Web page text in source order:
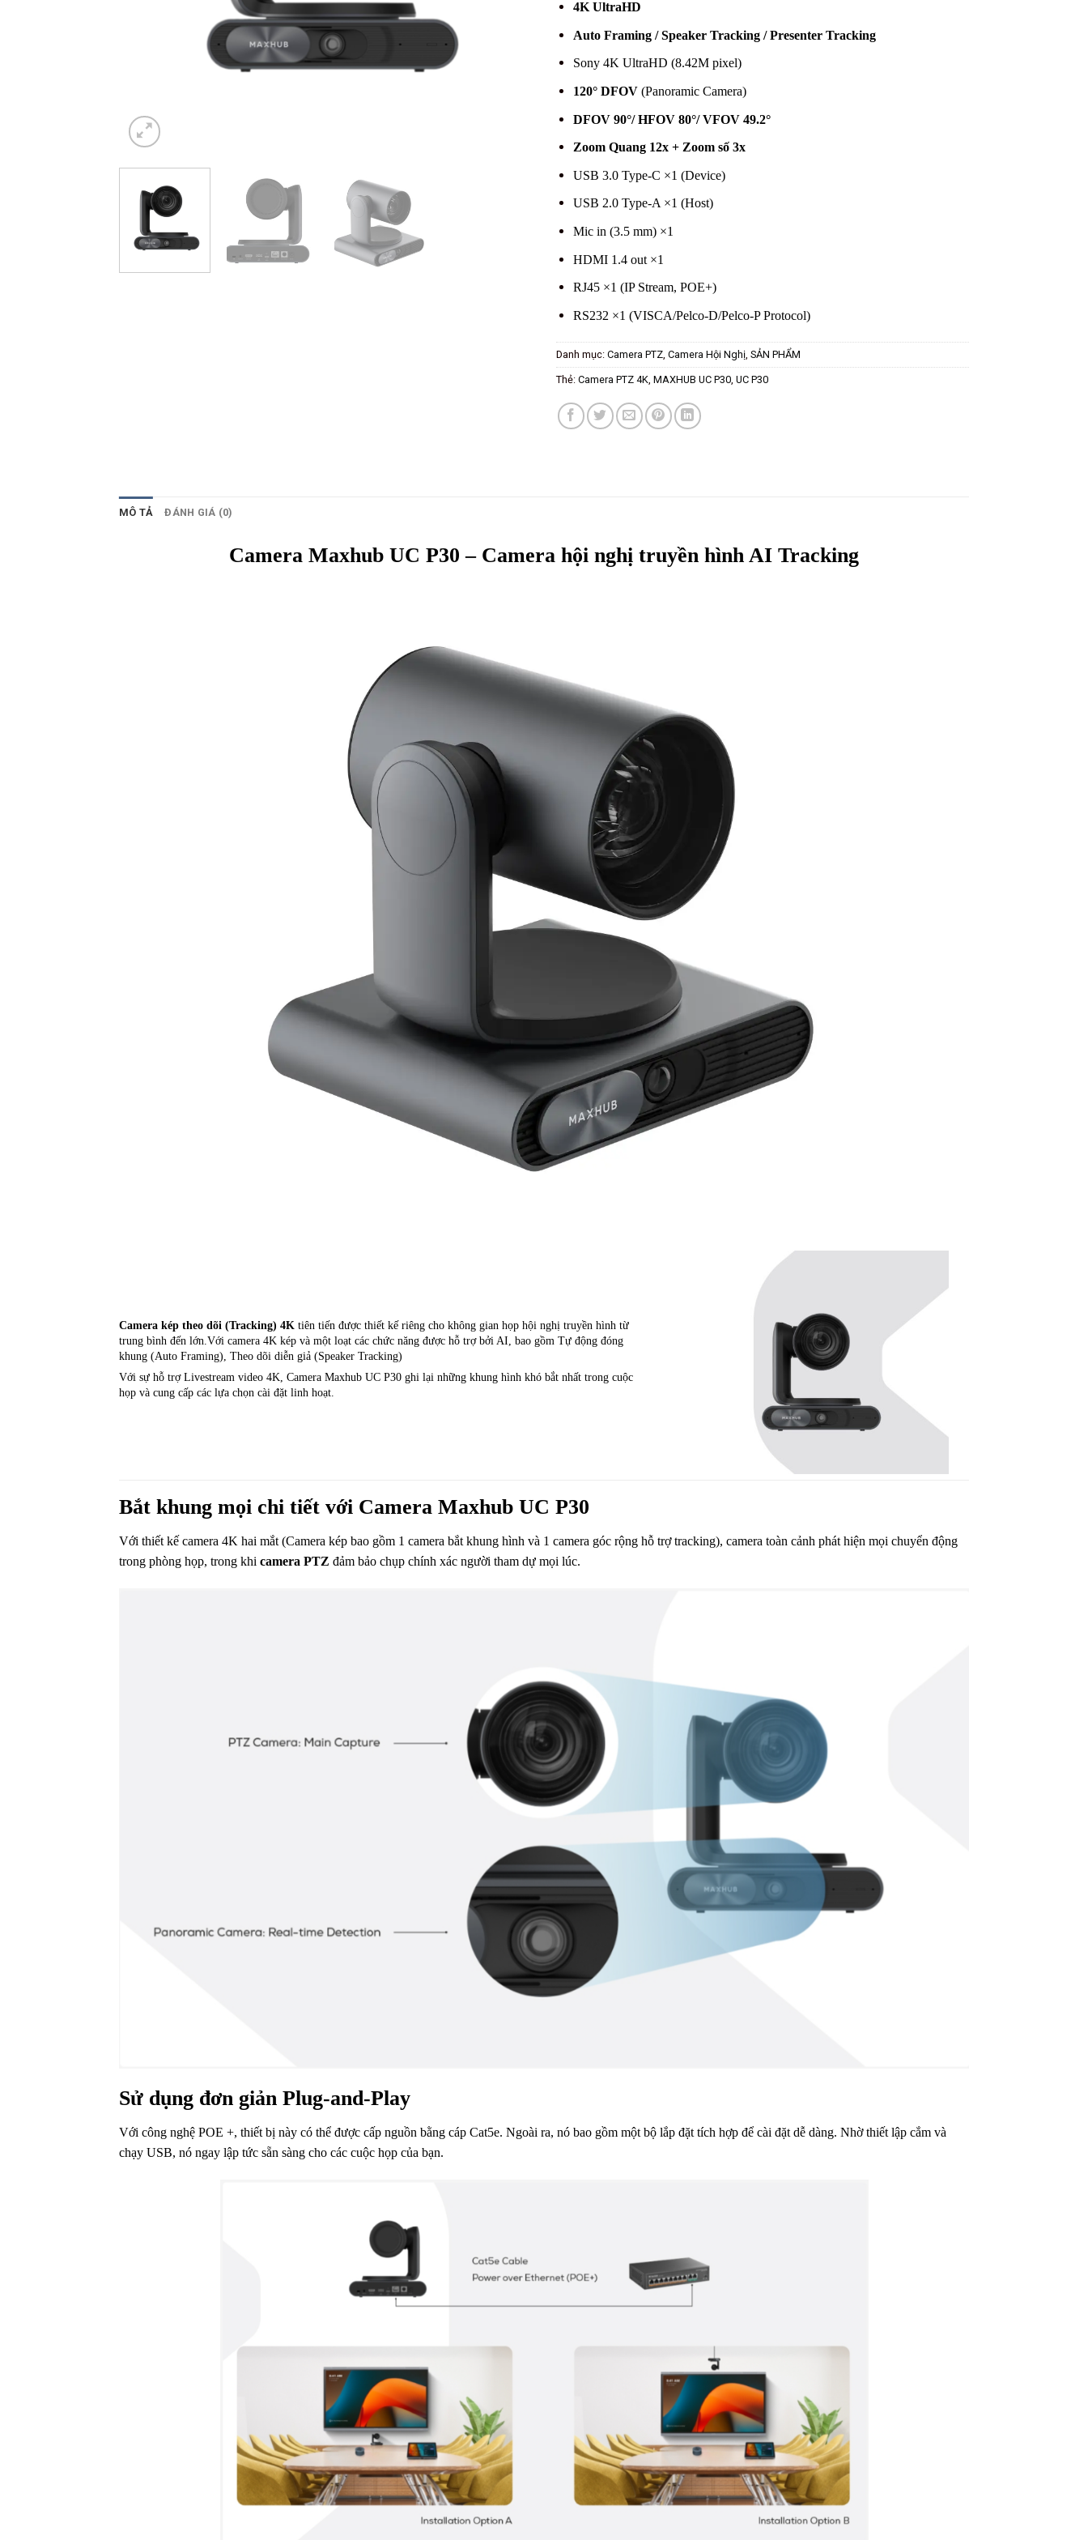
4K UltraHD
Auto Framing / Speaker Tracking / Presenter Tracking
Sony 4K UltraHD (8.42M pixel)
120° DFOV(Panoramic Camera)
DFOV 90°/ HFOV 80°/ VFOV 49.2°
Zoom Quang 12x + Zoom số 3x
USB 3.0 Type-C ×1 (Device)
USB 2.0 Type-A ×1 (Host)
Mic in (3.5 mm) ×1
HDMI 1.4 out ×1
RJ45 ×1 (IP Stream, POE+)
RS232 ×1 (VISCA/Pelco-D/Pelco-P Protocol)
Danh mục: Camera PTZ, Camera Hội Nghị, SẢN PHẨM
Thẻ: Camera PTZ 4K, MAXHUB UC P30, UC P30
MÔ TẢ ĐÁNH GIÁ (0)
Camera Maxhub UC P30 – Camera hội nghị truyền hình AI Tracking
Camera kép theo dõi (Tracking) 4K tiên tiến được thiết kế riêng cho không gian họp hội nghị truyền hình từ
trung bình đến lớn.Với camera 4K kép và một loạt các chức năng được hỗ trợ bởi AI, bao gồm Tự động đóng
khung (Auto Framing), Theo dõi diễn giả (Speaker Tracking)
Với sự hỗ trợ Livestream video 4K, Camera Maxhub UC P30 ghi lại những khung hình khó bắt nhất trong cuộc
họp và cung cấp các lựa chọn cài đặt linh hoạt.
Bắt khung mọi chi tiết với Camera Maxhub UC P30
Với thiết kế camera 4K hai mắt (Camera kép bao gồm 1 camera bắt khung hình và 1 camera góc rộng hỗ trợ tracking), camera toàn cảnh phát hiện mọi chuyển động
trong phòng họp, trong khi camera PTZ đảm bảo chụp chính xác người tham dự mọi lúc.
Sử dụng đơn giản Plug-and-Play
Với công nghệ POE +, thiết bị này có thể được cấp nguồn bằng cáp Cat5e. Ngoài ra, nó bao gồm một bộ lắp đặt tích hợp để cài đặt dễ dàng. Nhờ thiết lập cắm và
chạy USB, nó ngay lập tức sẵn sàng cho các cuộc họp của bạn.